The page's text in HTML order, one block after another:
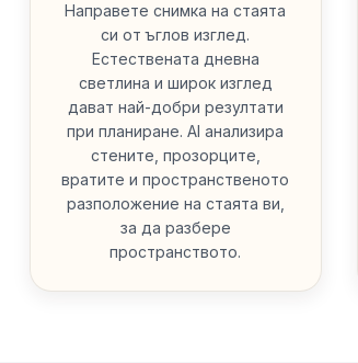
Направете снимка на стаята
си от ъглов изглед.
Естествената дневна
светлина и широк изглед
дават най-добри резултати
при планиране. AI анализира
стените, прозорците,
вратите и пространственото
разположение на стаята ви,
за да разбере
пространството.